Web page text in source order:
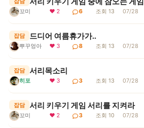
꼬미 ❤ 2 6 조회 13 07/28
잡담 드디어 여름휴가가..
뿌꾸엉아 ❤ 3 8 조회 13 07/28
잡담 서리목소리
히포 ❤ 3 3 조회 13 07/28
잡담 서리 키우기 게임 서리를 지켜라
꼬미 ❤ 2 3 조회 10 07/28